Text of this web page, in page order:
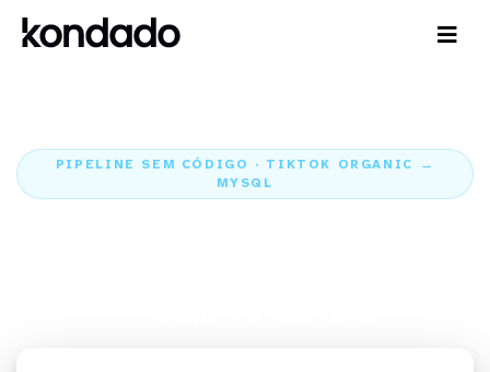
PIPELINE SEM CÓDIGO · TIKTOK ORGANIC →
MYSQL